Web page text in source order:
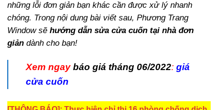
những lỗi đơn giản bạn khác cần được xử lý nhanh
chóng. Trong nội dung bài viết sau, Phương Trang
Window sẽ hướng dẫn sửa cửa cuốn tại nhà đơn
giản dành cho bạn!
Xem ngay báo giá tháng 06/2022: giá
cửa cuốn